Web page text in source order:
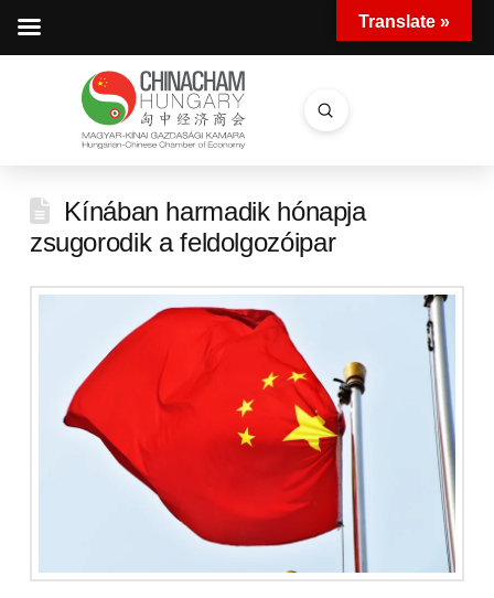
Search
Submit
Kínában harmadik hónapja
zsugorodik a feldolgozóipar
Translate »